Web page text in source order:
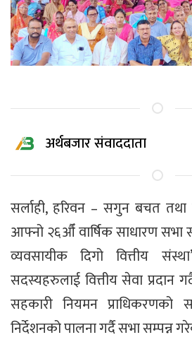
अर्थबजार संवाददाता
सर्लाही, हरिवन – सगुन बचत
आफ्नो २६औँ वार्षिक साधारण सभा
व्यवसायीक दिगो वित्तीय
सदस्यहरुलाई वित्तीय सेवा प्रदान
सहकारी नियमन प्राधिकरणको
निर्देशनको पालना गर्दै सभा सम्पन्न